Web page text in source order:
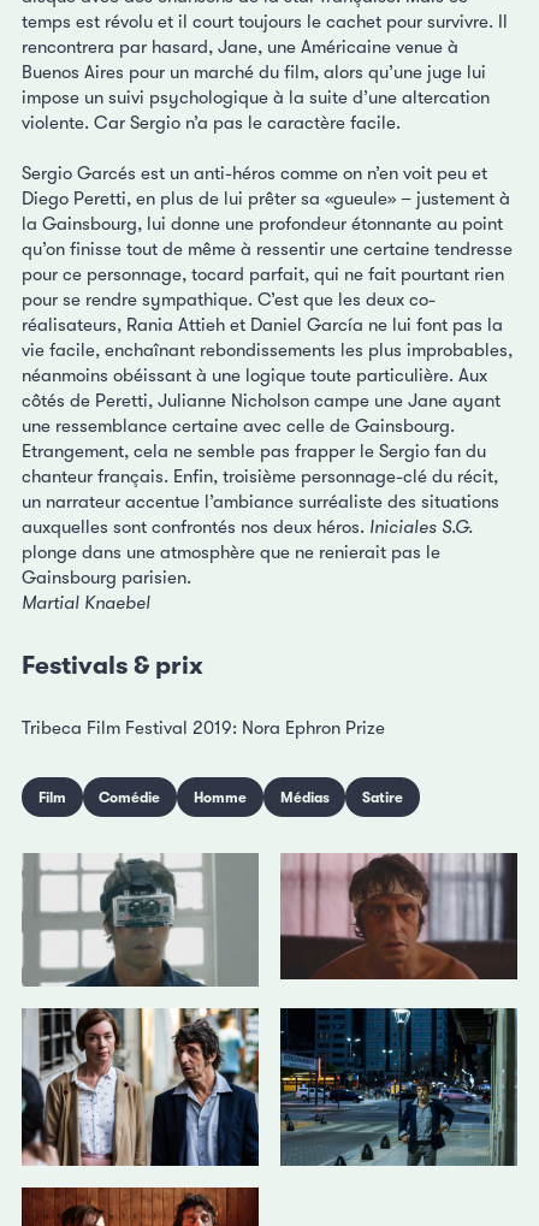
temps est révolu et il court toujours le cachet pour survivre. Il
rencontrera par hasard, Jane, une Américaine venue à
Buenos Aires pour un marché du film, alors qu’une juge lui
impose un suivi psychologique à la suite d’une altercation
violente. Car Sergio n’a pas le caractère facile.
Sergio Garcés est un anti-héros comme on n’en voit peu et
Diego Peretti, en plus de lui prêter sa «gueule» – justement à
la Gainsbourg, lui donne une profondeur étonnante au point
qu’on finisse tout de même à ressentir une certaine tendresse
pour ce personnage, tocard parfait, qui ne fait pourtant rien
pour se rendre sympathique. C’est que les deux co-
réalisateurs, Rania Attieh et Daniel García ne lui font pas la
vie facile, enchaînant rebondissements les plus improbables,
néanmoins obéissant à une logique toute particulière. Aux
côtés de Peretti, Julianne Nicholson campe une Jane ayant
une ressemblance certaine avec celle de Gainsbourg.
Etrangement, cela ne semble pas frapper le Sergio fan du
chanteur français. Enfin, troisième personnage-clé du récit,
un narrateur accentue l’ambiance surréaliste des situations
auxquelles sont confrontés nos deux héros. Iniciales S.G.
plonge dans une atmosphère que ne renierait pas le
Gainsbourg parisien.
Martial Knaebel
Festivals & prix
Tribeca Film Festival 2019: Nora Ephron Prize
Film Comédie Homme Médias Satire